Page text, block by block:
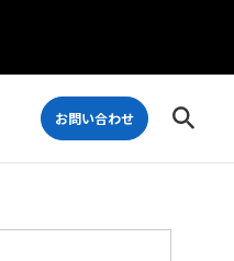
お問い合わせ